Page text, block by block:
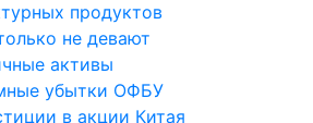
продуктов
не девают
активы
убытки ОФБУ
в акции Китая